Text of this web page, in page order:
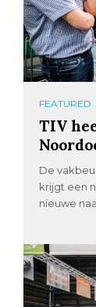
FEATURED
TIV
De
krijgt een
nieuwe